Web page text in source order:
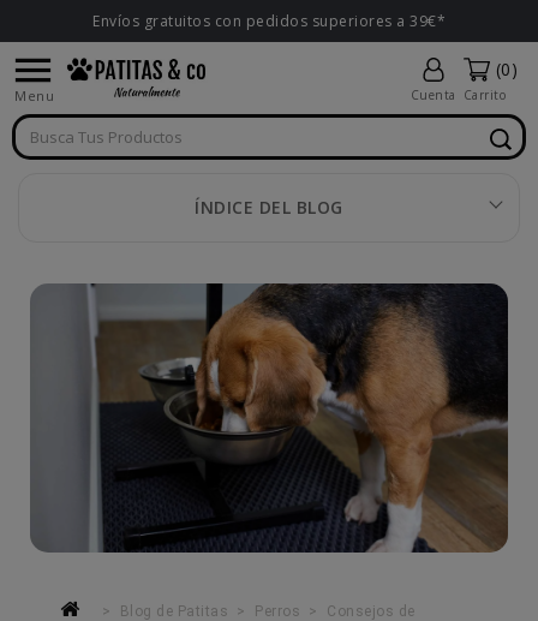
Envíos gratuitos con pedidos superiores a 39€*

Menu Cuenta
(0)
Carrito
ÍNDICE DEL BLOG
Blog de Patitas Perros
Consejos de